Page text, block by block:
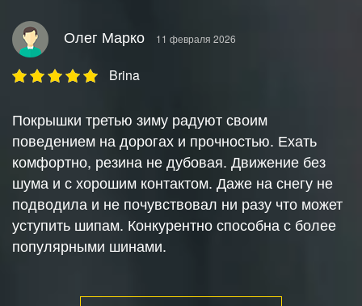
Олег Марко 11 февраля 2026
Brina
Покрышки третью зиму радуют своим
поведением на дорогах и прочностью. Ехать
комфортно, резина не дубовая. Движение без
шума и с хорошим контактом. Даже на снегу не
подводила и не почувствовал ни разу что может
уступить шипам. Конкурентно способна с более
популярными шинами.